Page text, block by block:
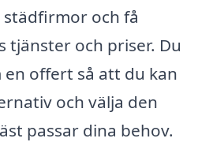
och få
tjänster och priser. Du
en offert så att du kan
och välja den
passar dina behov.